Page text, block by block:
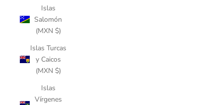
Islas
Salomón
(MXN $)
Islas Turcas
y Caicos
(MXN $)
Islas
Vírgenes